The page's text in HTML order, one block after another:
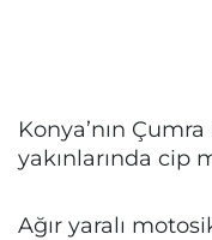
Konya’nın
yakınlarında cip
Ağır yaralı